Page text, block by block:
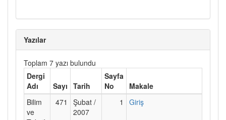
Yazılar
Toplam 7 yazı bulundu
Dergi
Adı
Sayı Tarih
Sayfa
No
Makale
Bilim
ve
471
Şubat /
2007
1 Giriş